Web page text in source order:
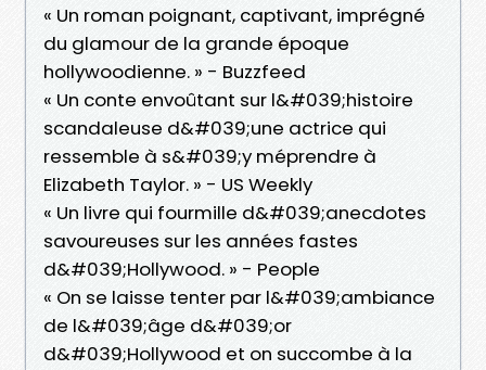
« Un roman poignant, captivant, imprégné
du glamour de la grande époque
hollywoodienne. » - Buzzfeed
« Un conte envoûtant sur l&#039;histoire
scandaleuse d&#039;une actrice qui
ressemble à s&#039;y méprendre à
Elizabeth Taylor. » - US Weekly
« Un livre qui fourmille d&#039;anecdotes
savoureuses sur les années fastes
d&#039;Hollywood. » - People
« On se laisse tenter par l&#039;ambiance
de l&#039;âge d&#039;or
d&#039;Hollywood et on succombe à la